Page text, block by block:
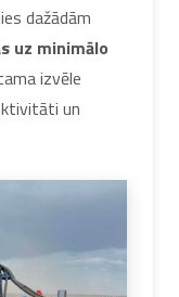
dažādām
uz minimālo
izvēle
un